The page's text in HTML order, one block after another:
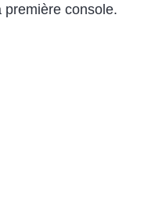
première console.